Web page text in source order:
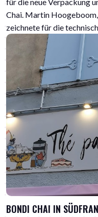
Chai. Martin
zeichnete für die
Sam von Sam's Coffee
wird in Kürze als Model
Chai zu sehen sein. Für
einige Packungen auf
Gramm-Packung Ginger
Australien zu sehen sind.
BONDI CHAI IN